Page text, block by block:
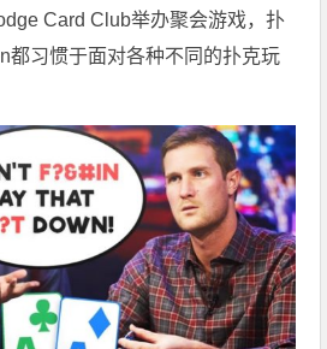
Card Club举办聚会游戏，扑
都习惯于面对各种不同的扑克玩